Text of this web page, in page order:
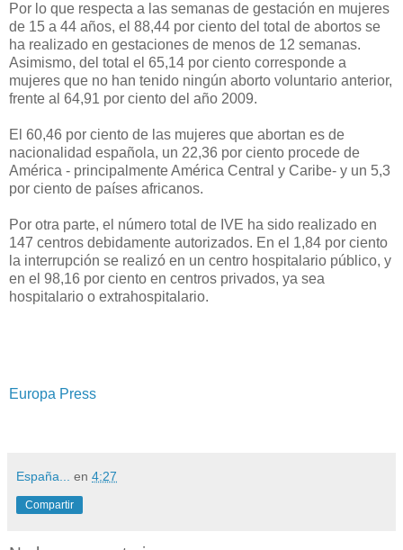
Por lo que respecta a las semanas de gestación en mujeres
de 15 a 44 años, el 88,44 por ciento del total de abortos se
ha realizado en gestaciones de menos de 12 semanas.
Asimismo, del total el 65,14 por ciento corresponde a
mujeres que no han tenido ningún aborto voluntario anterior,
frente al 64,91 por ciento del año 2009.
El 60,46 por ciento de las mujeres que abortan es de
nacionalidad española, un 22,36 por ciento procede de
América - principalmente América Central y Caribe- y un 5,3
por ciento de países africanos.
Por otra parte, el número total de IVE ha sido realizado en
147 centros debidamente autorizados. En el 1,84 por ciento
la interrupción se realizó en un centro hospitalario público, y
en el 98,16 por ciento en centros privados, ya sea
hospitalario o extrahospitalario.
Europa Press
España... en 4:27
Compartir